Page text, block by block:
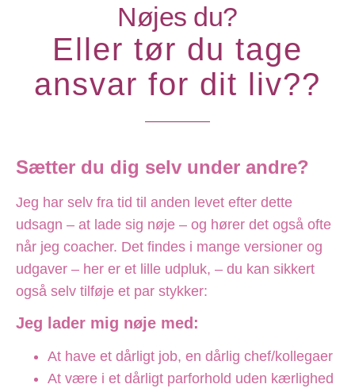
Nøjes du?
Eller tør du tage
ansvar for dit liv??
Sætter du dig selv under andre?
Jeg har selv fra tid til anden levet efter dette
udsagn – at lade sig nøje – og hører det også ofte
når jeg coacher. Det findes i mange versioner og
udgaver – her er et lille udpluk, – du kan sikkert
også selv tilføje et par stykker:
Jeg lader mig nøje med:
At have et dårligt job, en dårlig chef/kollegaer
At være i et dårligt parforhold uden kærlighed